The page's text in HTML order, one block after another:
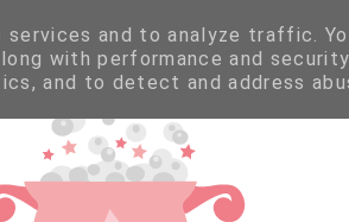
and to analyze traffic.
with performance and
and to detect and address